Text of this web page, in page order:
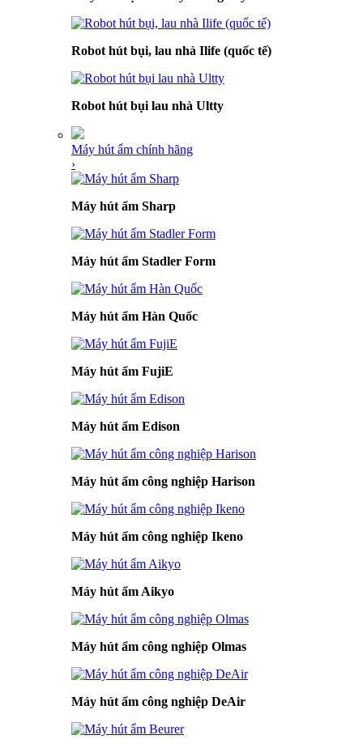
Robot hút bụi, lau nhà Ilife (quốc tế)
Robot hút bụi lau nhà Ultty
Máy hút ẩm chính hãng
›
Máy hút ẩm Sharp
Máy hút ẩm Stadler Form
Máy hút ẩm Hàn Quốc
Máy hút ẩm FujiE
Máy hút ẩm Edison
Máy hút ẩm công nghiệp Harison
Máy hút ẩm công nghiệp Ikeno
Máy hút ẩm Aikyo
Máy hút ẩm công nghiệp Olmas
Máy hút ẩm công nghiệp DeAir